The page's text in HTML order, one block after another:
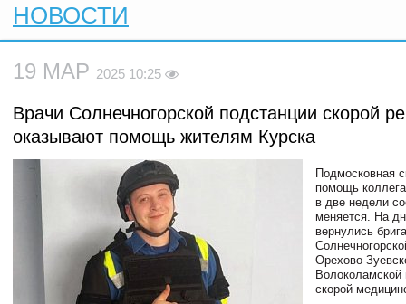
НОВОСТИ
19 МАР 2025 10:25
Врачи Солнечногорской подстанции скорой
оказывают помощь жителям Курска
Подмосковная
помощь
в две недели
меняется. На
вернулись
Орехово-
Волоколамской
скорой